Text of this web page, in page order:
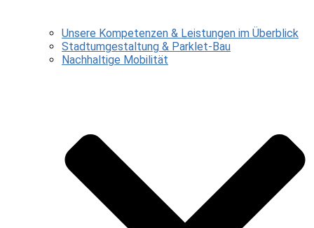
Unsere Kompetenzen & Leistungen im Überblick
Stadtumgestaltung & Parklet-Bau
Nachhaltige Mobilität